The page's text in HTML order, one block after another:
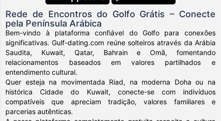
Rede de Encontros do Golfo Grátis – Conecte
pela Península Arábica
Bem-vindo à plataforma confiável do Golfo para conexões
significativas. Gulf-dating.com reúne solteiros através da Arábia
Saudita, Kuwait, Qatar, Bahrain e Omã, fomentando
relacionamentos baseados em valores partilhados e
entendimento cultural.
Quer esteja na movimentada Riad, na moderna Doha ou na
histórica Cidade do Kuwait, conecte-se com indivíduos
compatíveis que apreciam tradição, valores familiares e
parcerias autênticas.